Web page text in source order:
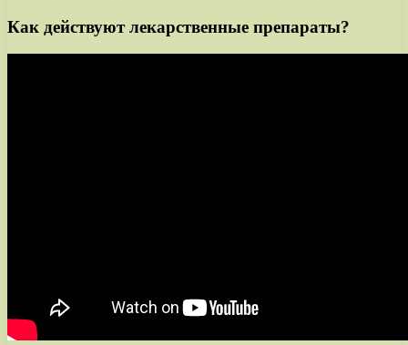
Как действуют лекарственные препараты?